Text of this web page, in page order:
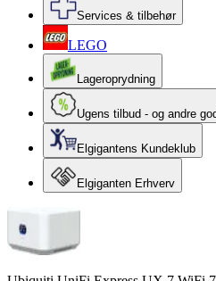
Services & tilbehør
LEGO
Lageroprydning
Ugens tilbud - og andre
Elgigantens Kundeklub
Elgiganten Erhverv